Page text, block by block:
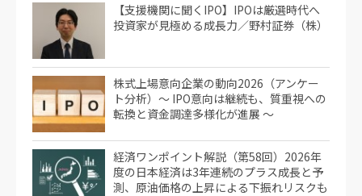
【支援機関に聞くIPO】IPOは厳選時代へ
投資家が見極める成長力／野村証券（株）
株式上場意向企業の動向2026（アンケー
ト分析）～ IPO意向は継続も、質重視への
転換と資金調達多様化が進展 ～
経済ワンポイント解説（第58回）2026年
度の日本経済は3年連続のプラス成長と予
測、原油価格の上昇による下振れリスクも